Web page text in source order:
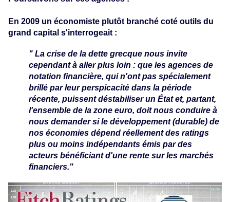
En 2009 un économiste plutôt branché coté outils du
grand capital s'interrogeait :
" La crise de la dette grecque nous invite
cependant à aller plus loin : que les agences de
notation financière, qui n'ont pas spécialement
brillé par leur perspicacité dans la période
récente, puissent déstabiliser un État et, partant,
l'ensemble de la zone euro, doit nous conduire à
nous demander si le développement (durable) de
nos économies dépend réellement des ratings
plus ou moins indépendants émis par des
acteurs bénéficiant d'une rente sur les marchés
financiers."